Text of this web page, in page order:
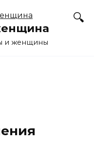
и женщины